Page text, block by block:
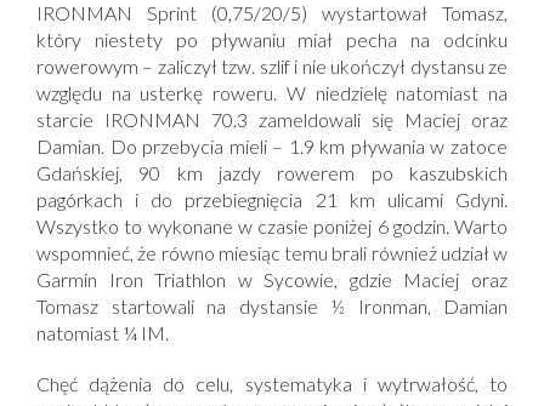
IRONMAN Sprint (0,75/20/5) wystartował Tomasz,
który niestety po pływaniu miał pecha na odcinku
rowerowym – zaliczył tzw. szlif i nie ukończył dystansu ze
względu na usterkę roweru. W niedzielę natomiast na
starcie IRONMAN 70.3 zameldowali się Maciej oraz
Damian. Do przebycia mieli – 1.9 km pływania w zatoce
Gdańskiej, 90 km jazdy rowerem po kaszubskich
pagórkach i do przebiegnięcia 21 km ulicami Gdyni.
Wszystko to wykonane w czasie poniżej 6 godzin. Warto
wspomnieć, że równo miesiąc temu brali również udział w
Garmin Iron Triathlon w Sycowie, gdzie Maciej oraz
Tomasz startowali na dystansie ½ Ironman, Damian
natomiast ¼ IM.
Chęć dążenia do celu, systematyka i wytrwałość, to